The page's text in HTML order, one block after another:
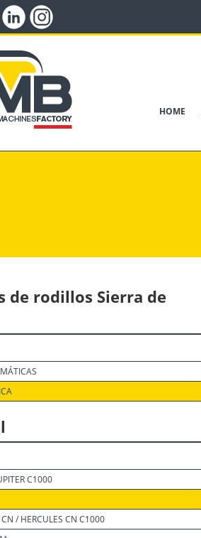
HOME
de rodillos Sierra de
C1000
CN / HERCULES CN C1000